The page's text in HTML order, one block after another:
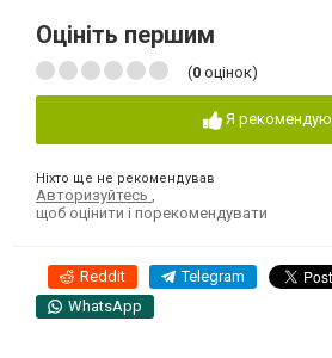
Оцініть першим
(0 оцінок)
Я рекомендую
Ніхто ще не рекомендував
Авторизуйтесь ,
щоб оцінити і порекомендувати
Reddit Telegram
WhatsApp